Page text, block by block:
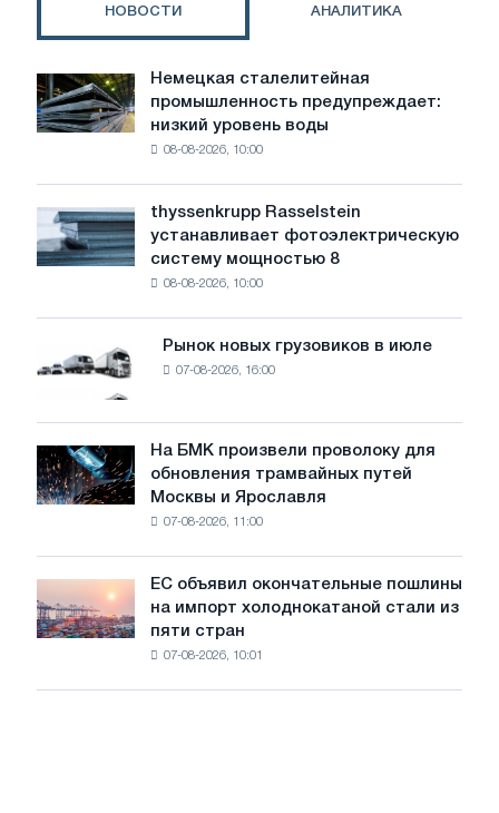
НОВОСТИ АНАЛИТИКА
Немецкая
сталелитейная
промышленность
предупреждает:
воды
угрожает
Немецкая сталелитейная
промышленность предупреждает:
низкий уровень воды
08-08-2026, 10:00
thyssenkrupp
Rasselstein
устанавливает
фотоэлектрическую
целей
обезуглероживания
thyssenkrupp Rasselstein
устанавливает фотоэлектрическую
систему мощностью 8
08-08-2026, 10:00
Рынок
новых
грузовиков
в
июле
Рынок новых грузовиков в июле
07-08-2026, 16:00
На
БМК
произвели
трамвайных
путей
Ярославля
На БМК произвели проволоку для
обновления трамвайных путей
Москвы и Ярославля
07-08-2026, 11:00
объявил
окончательные
ЕС объявил окончательные пошлины
на импорт холоднокатаной стали из
пяти стран
07-08-2026, 10:01